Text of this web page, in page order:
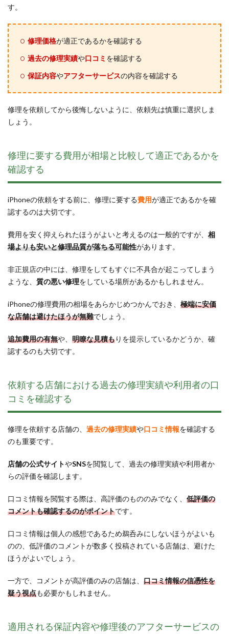
す。
修理価格が適正であるかを確認する
過去の修理実績や口コミ を確認する
保証内容やアフターサービスの内容を確認する
修理を依頼してから後悔しないように、依頼先は慎重に選択しま
しょう。
修理に要する費用が相場と比較して適正であるかを
確認する
iPhoneの依頼をする前に、修理に要する費用が適正であるかを確
認するのは大切です。
費用を安く抑えられたほうがよいと考えるのは一般的ですが、 相
場よりも安いと修理品質が落ちる可能性があります。
非正規店の中には、修理をしてもすぐに不具合が起こってしまう
ような、 質の悪い修理をしている場所があるかもしれません。
iPhoneの修理費用の相場をあらかじめつかんでおき、 極端に安価
な店舗は避けたほうが無難でしょう。
追加費用の有無や、 明瞭な見積もりを提示しているかどうか、確
認するのも大切です。
依頼する店舗における過去の修理実績や利用者の口
コミを確認する
修理を依頼する店舗の、 過去の修理実績や口コミ情報を確認する
のも重要です。
店舗の公式サイトやSNSを閲覧して、過去の修理実績や利用者か
らの評価を確認します。
口コミ情報を閲覧する際は、高評価のもののみでなく、 低評価の
コメントも確認するのがポイントです。
口コミ情報は個人の感想であるため鵜呑みにしないほうがよいも
のの、低評価のコメントが数多く投稿されている店舗は、避けた
ほうがよいでしょう。
一方で、コメントが高評価のみの店舗は、 口コミ情報の信憑性を
疑う視点も必要かもしれません。
適用される保証内容や修理後のアフターサービスの